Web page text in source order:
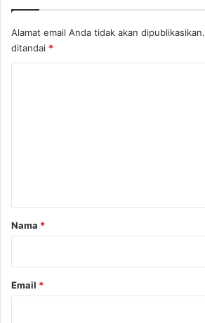
a
r
P
n
n
e
a
d
i
T
Alamat email Anda tidak akan dipublikasikan.
ditandai *
rNama *
Email *